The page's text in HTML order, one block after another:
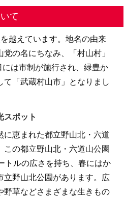
て
越えています。地名の由来
の名にちなみ、「村山村」
は市制が施行され、緑豊か
て「武蔵村山市」となりまし
スポット
に恵まれた都立野山北・六道
の都立野山北・六道山公園
トルの広さを持ち、春にはか
立野山北公園があります。広
野草などさまざまな生きもの